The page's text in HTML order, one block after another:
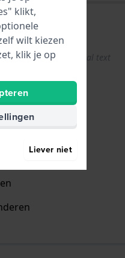
Show original text
het zou iets
klikt,
wilt kiezen
klik je op
Liever niet